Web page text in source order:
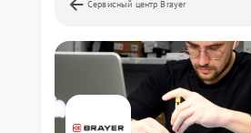
Сервисный центр Brayer